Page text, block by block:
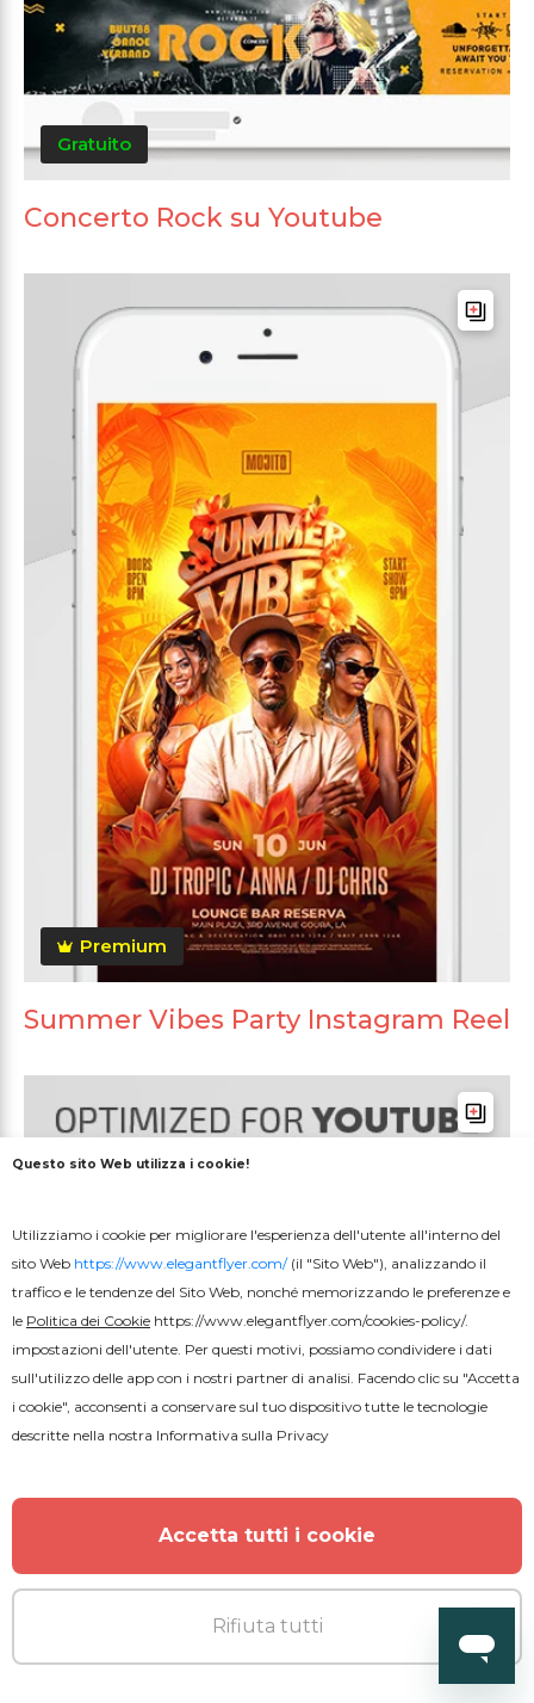
Gratuito
Concerto Rock su Youtube
Premium
Summer Vibes Party Instagram Reel
Questo sito Web utilizza i cookie!
Utilizziamo i cookie per migliorare l'esperienza dell'utente all'interno del
sito Web https://www.elegantflyer.com/(il "Sito Web"), analizzando il
traffico e le tendenze del Sito Web, nonché memorizzando le preferenze e
le Politica dei Cookie https://www.elegantflyer.com/cookies-policy/.
impostazioni dell'utente. Per questi motivi, possiamo condividere i dati
sull'utilizzo delle app con i nostri partner di analisi. Facendo clic su "Accetta
i cookie", acconsenti a conservare sul tuo dispositivo tutte le tecnologie
descritte nella nostra Informativa sulla Privacy
Accetta tutti i cookie
Rifiuta tutti